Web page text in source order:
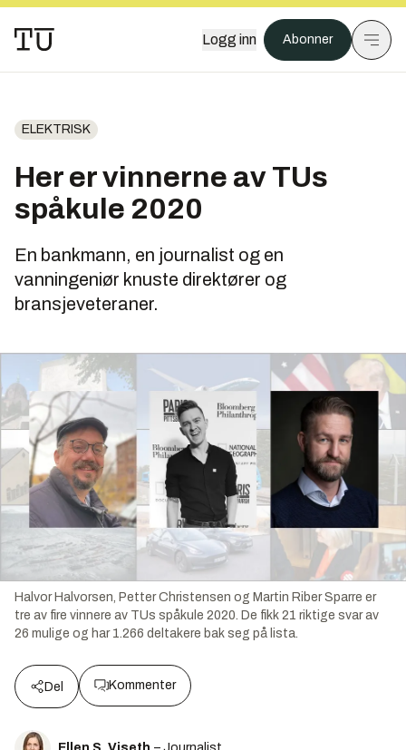
Logg inn Abonner
ELEKTRISK
Her er vinnerne av TUs
spåkule 2020
En bankmann, en journalist og en
vanningeniør knuste direktører og
bransjeveteraner.
Halvor Halvorsen, Petter Christensen og Martin Riber Sparre er
tre av fire vinnere av TUs spåkule 2020. De fikk 21 riktige svar av
26 mulige og har 1.266 deltakere bak seg på lista.
Del Kommenter